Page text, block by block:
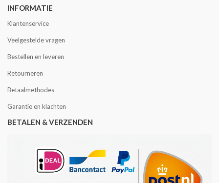
INFORMATIE
Klantenservice
Veelgestelde vragen
Bestellen en leveren
Retourneren
Betaalmethodes
Garantie en klachten
BETALEN & VERZENDEN